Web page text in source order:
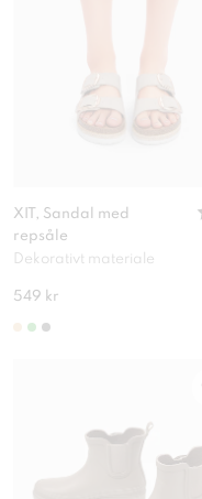
XIT, Sandal med
repsåle
Dekorativt materiale
549 kr